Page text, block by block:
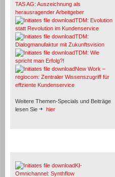
TAS AG: Auszeichnung als
herausragender Arbeitgeber
TDM: Evolution
statt Revolution im Kundenservice
TDM:
Dialogmanufaktur mit Zukunftsvision
TDM: Wie
spricht man Erfolg?!
New Work –
regiocom: Zentraler Wissenszugriff für
effziente Kundenservice
Weitere Themen-Specials und Beiträge
lesen Sie
hier
KI-
Omnichannel: Synthflow